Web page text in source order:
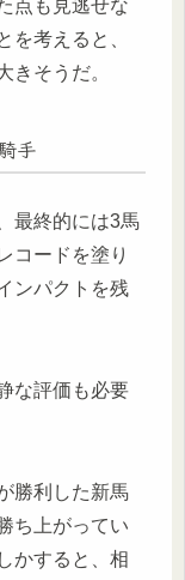
点も見逃せな
を考えると、
きそうだ。
手
最終的には3馬
コードを塗り
ンパクトを残
な評価も必要
勝利した新馬
ち上がってい
かすると、相